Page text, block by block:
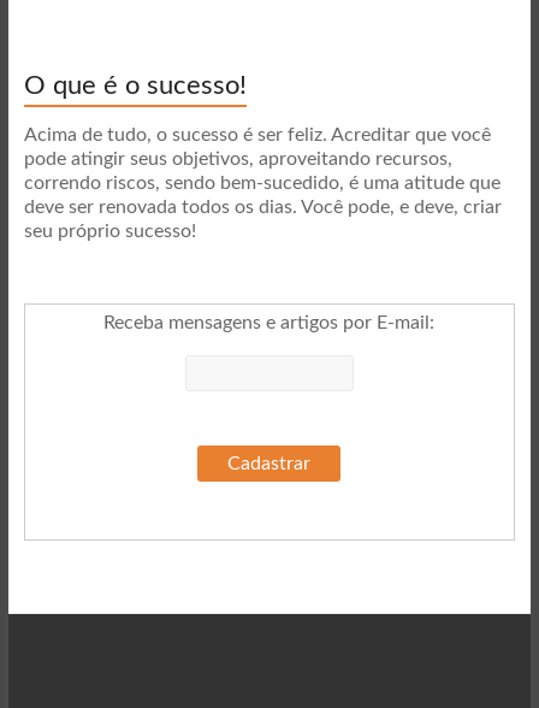
O que é o sucesso!
Acima de tudo, o sucesso é ser feliz. Acreditar que você
pode atingir seus objetivos, aproveitando recursos,
correndo riscos, sendo bem-sucedido, é uma atitude que
deve ser renovada todos os dias. Você pode, e deve, criar
seu próprio sucesso!
Receba mensagens e artigos por E-mail :